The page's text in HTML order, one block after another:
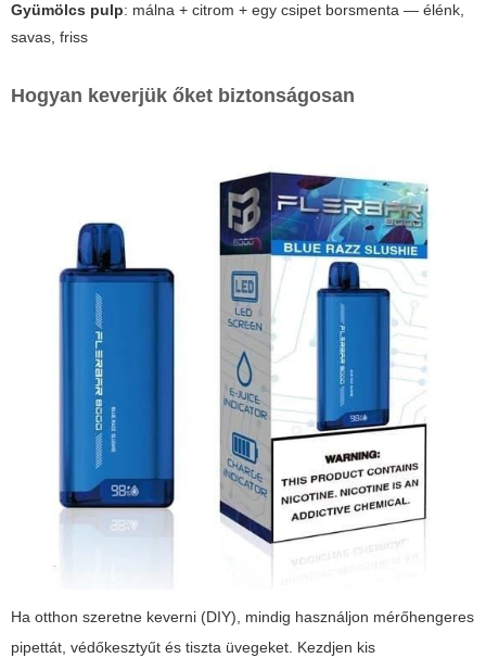
Gyümölcs pulp: málna + citrom + egy csipet borsmenta — élénk,
savas, friss
Hogyan keverjük őket biztonságosan
Ha otthon szeretne keverni (DIY), mindig használjon mérőhengeres
pipettát, védőkesztyűt és tiszta üvegeket. Kezdjen kis